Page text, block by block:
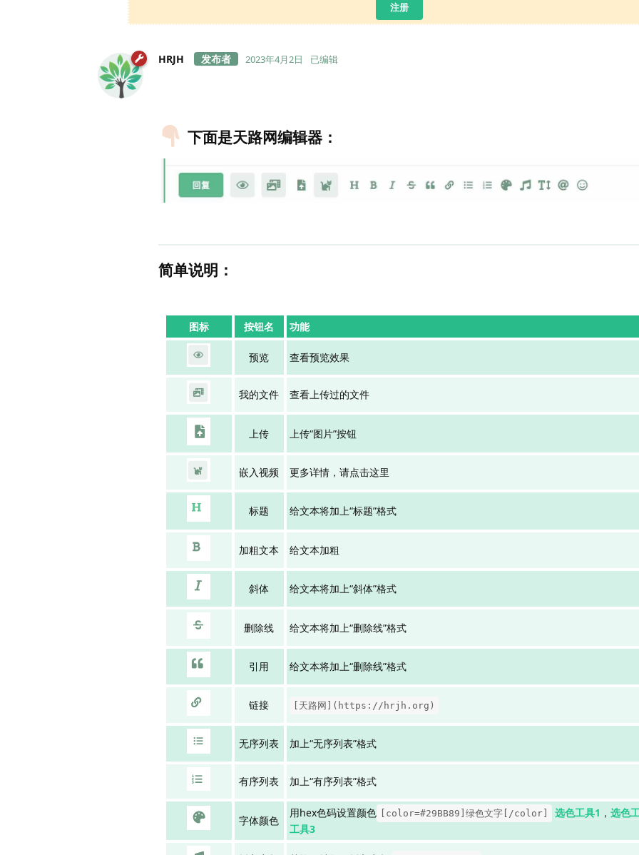
注册
HRJH 2023年4月2日 已编辑
下面是天路网编辑器：
简单说明：
图标 按钮名 功能
预览 查看预览效果
我的文件 查看上传过的文件
上传 上传“图片”按钮
嵌入视频 更多详情，请点击这里
标题 给文本将加上“标题”格式
加粗文本 给文本加粗
斜体 给文本将加上“斜体”格式
删除线 给文本将加上“删除线”格式
引用 给文本将加上“删除线”格式
链接 [天路网](https://hrjh.org)
无序列表 加上“无序列表”格式
有序列表 加上“有序列表”格式
字体颜色
用hex色码设置颜色 [color=#29BB89]绿色文字[/color] 选色工具1 ， 选色
工具3